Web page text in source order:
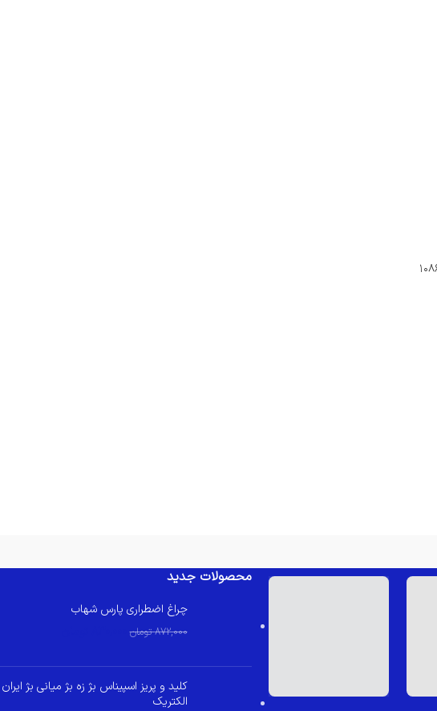
محصولات جدید
چراغ اضطراری پارس شهاب
872,000 تومان
کلید و پریز اسپیناس بژ زه بژ میانی بژ ایران
الکتریک